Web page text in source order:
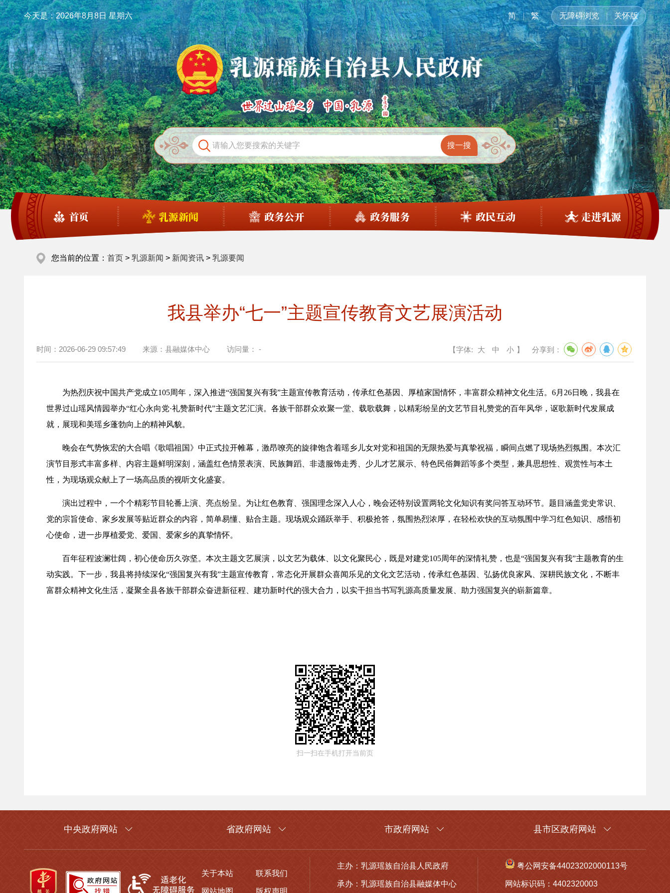
今天是：2026年8月8日 星期六 简 繁 无障碍浏览 关怀版
首页 乳源新闻 政务公开 政务服务 政民互动 走进乳源
您当前的位置： 首页 > 乳源新闻 > 新闻资讯 > 乳源要闻
我县举办“七一”主题宣传教育文艺展演活动
时间： 2026-06-29 09:57:49 来源： 县融媒体中心 访问量： - 【字体: 大 中 小 】 分享到：
为热烈庆祝中国共产党成立105周年，深入推进“强国复兴有我”主题宣传教育活动，传承红色基因、厚植家国情怀，丰富群众精神文化生活。6月26日晚，我县在
世界过山瑶风情园举办“红心永向党·礼赞新时代”主题文艺汇演。各族干部群众欢聚一堂、载歌载舞，以精彩纷呈的文艺节目礼赞党的百年风华，讴歌新时代发展成
就，展现和美瑶乡蓬勃向上的精神风貌。
晚会在气势恢宏的大合唱《歌唱祖国》中正式拉开帷幕，激昂嘹亮的旋律饱含着瑶乡儿女对党和祖国的无限热爱与真挚祝福，瞬间点燃了现场热烈氛围。本次汇
演节目形式丰富多样、内容主题鲜明深刻，涵盖红色情景表演、民族舞蹈、非遗服饰走秀、少儿才艺展示、特色民俗舞蹈等多个类型，兼具思想性、观赏性与本土
性，为现场观众献上了一场高品质的视听文化盛宴。
演出过程中，一个个精彩节目轮番上演、亮点纷呈。为让红色教育、强国理念深入人心，晚会还特别设置两轮文化知识有奖问答互动环节。题目涵盖党史常识、
党的宗旨使命、家乡发展等贴近群众的内容，简单易懂、贴合主题。现场观众踊跃举手、积极抢答，氛围热烈浓厚，在轻松欢快的互动氛围中学习红色知识、感悟初
心使命，进一步厚植爱党、爱国、爱家乡的真挚情怀。
百年征程波澜壮阔，初心使命历久弥坚。本次主题文艺展演，以文艺为载体、以文化聚民心，既是对建党105周年的深情礼赞，也是“强国复兴有我”主题教育的生
动实践。下一步，我县将持续深化“强国复兴有我”主题宣传教育，常态化开展群众喜闻乐见的文化文艺活动，传承红色基因、弘扬优良家风、深耕民族文化，不断丰
富群众精神文化生活，凝聚全县各族干部群众奋进新征程、建功新时代的强大合力，以实干担当书写乳源高质量发展、助力强国复兴的崭新篇章。
扫一扫在手机打开当前页
中央政府网站 省政府网站 市政府网站 县市区政府网站
关于本站 联系我们
主办：乳源瑶族自治县人民政府
承办：乳源瑶族自治县融媒体中心
粤公网安备44023202000113号
网站标识码：4402320003